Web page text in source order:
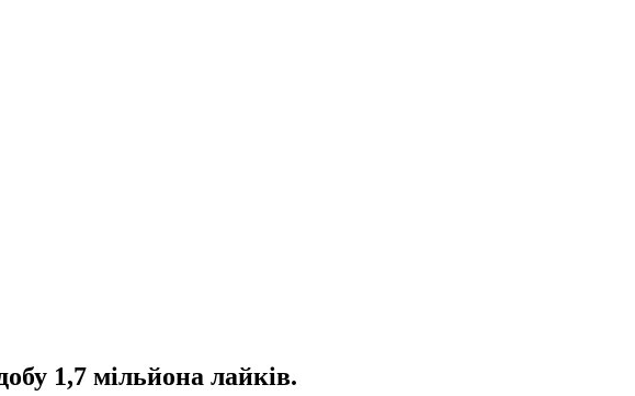
1,7 мільйона лайків.